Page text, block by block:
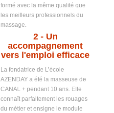
formé avec la même qualité que
les meilleurs professionnels du
massage.
2- Un
accompagnement
vers l'emploi efficace
La fondatrice de L’école
AZENDAY a été la masseuse de
CANAL + pendant 10 ans. Elle
connaît parfaitement les rouages
du métier et ensigne le module